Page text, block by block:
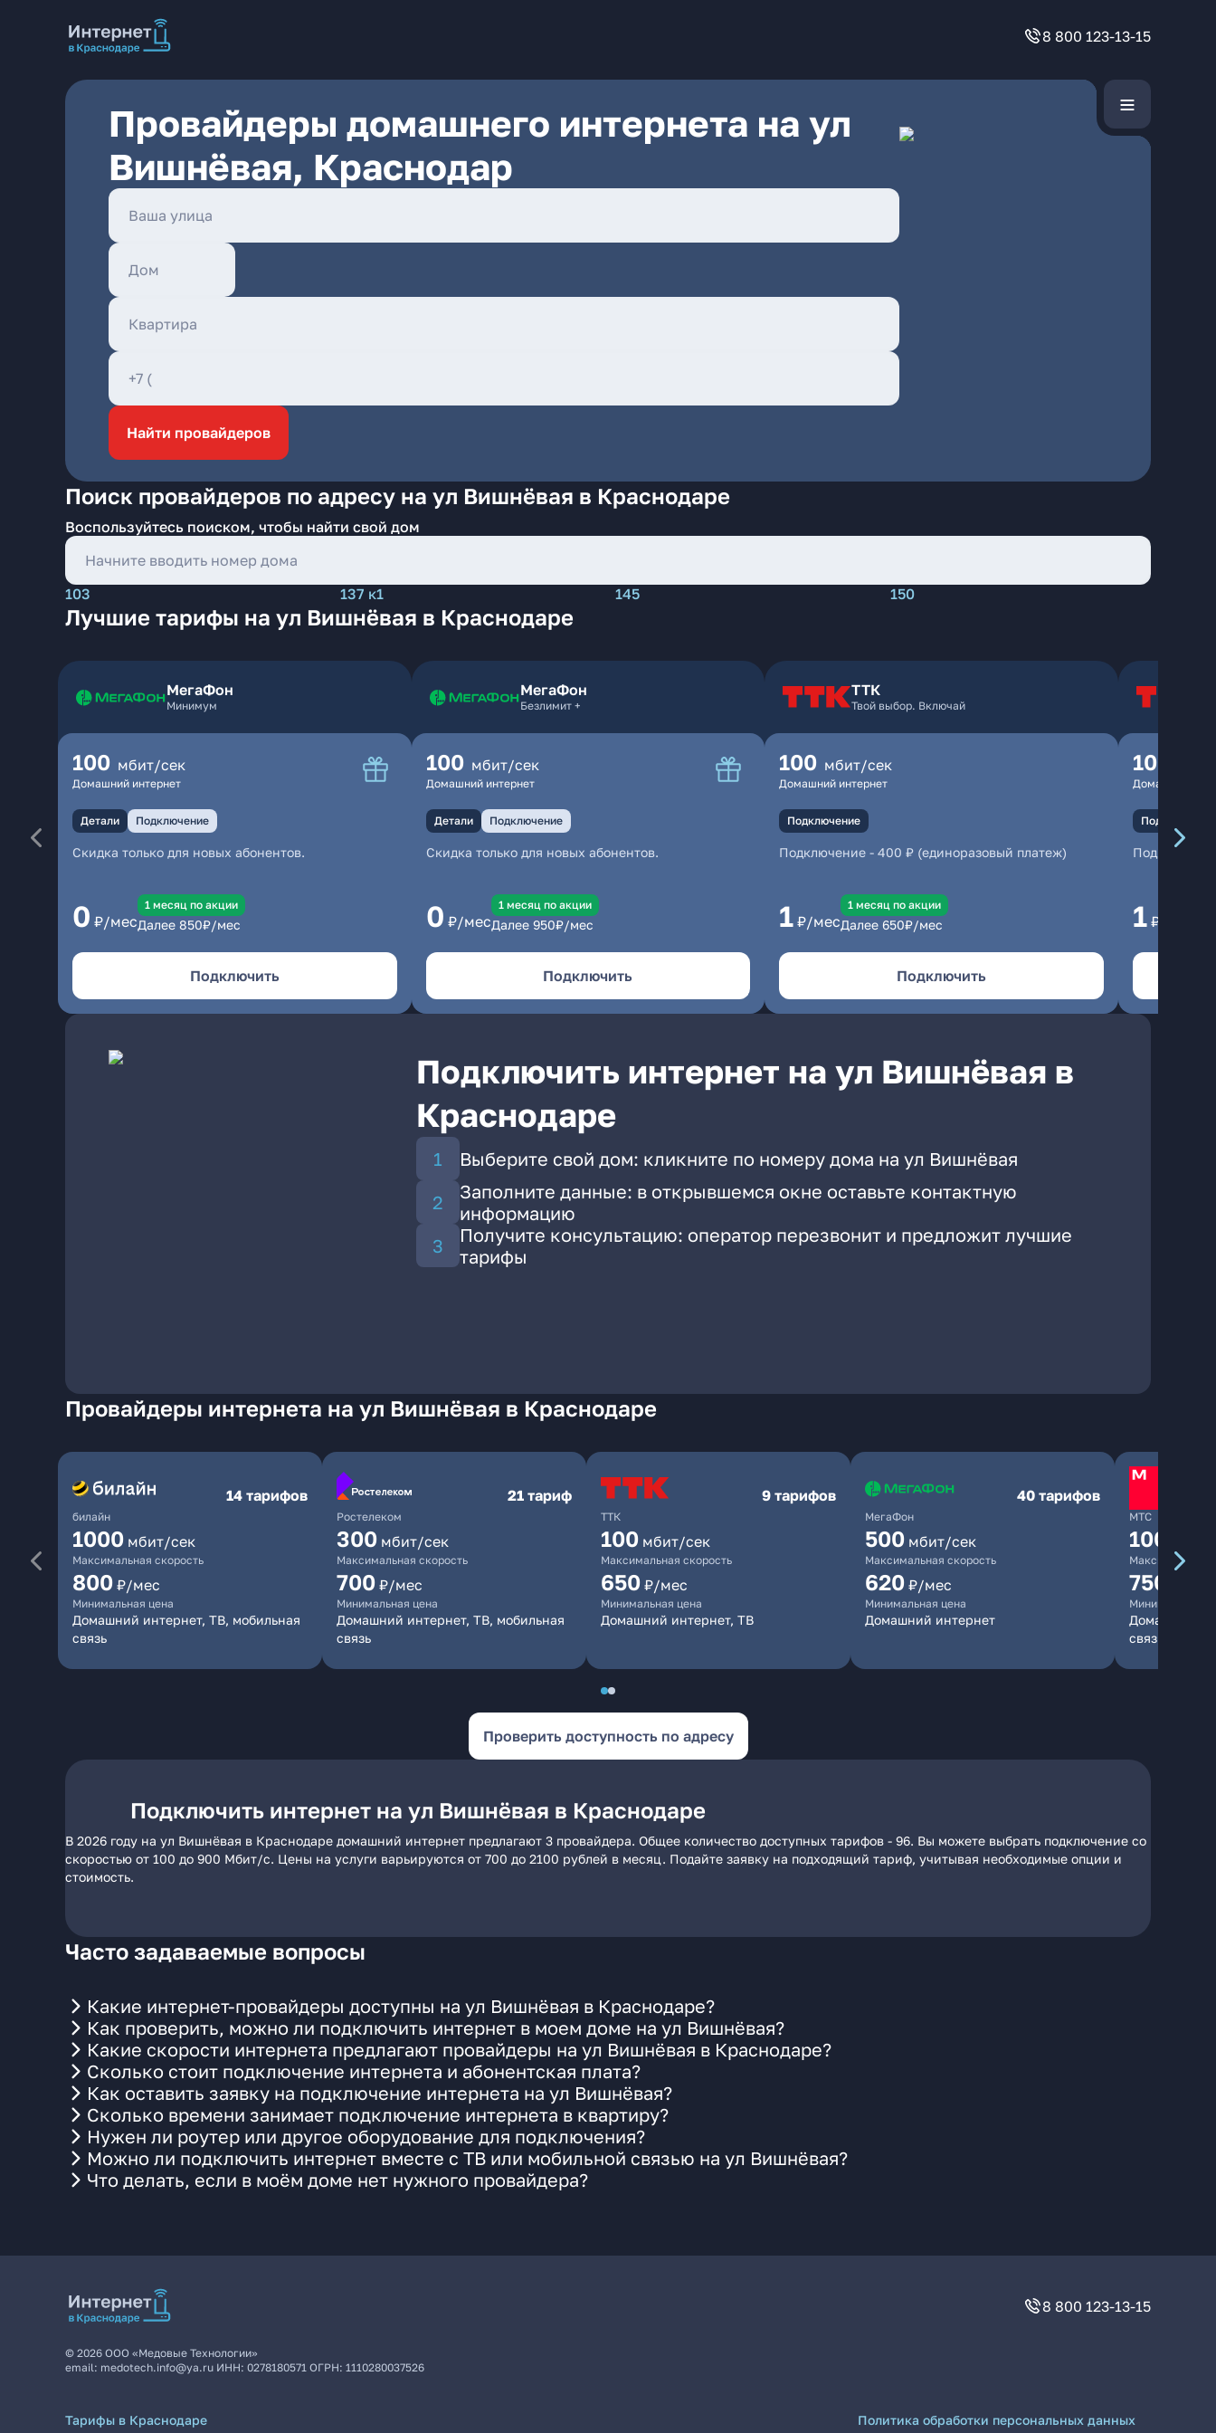
8 800 123-13-15
Провайдеры домашнего интернета на ул
Вишнёвая, Краснодар
Найти провайдеров
Поиск провайдеров по адресу на ул Вишнёвая в Краснодаре
Воспользуйтесь поиском, чтобы найти свой дом
103 137 к1 145 150
Лучшие тарифы на ул Вишнёвая в Краснодаре
МегаФон
Минимум
100 мбит/сек
Домашний интернет
Детали Подключение
Скидка только для новых абонентов.
0 ₽/мес
1 месяц по акции
Далее 850₽/мес
Подключить
МегаФон
Безлимит +
100 мбит/сек
Домашний интернет
Детали Подключение
Скидка только для новых абонентов.
0 ₽/мес
1 месяц по акции
Далее 950₽/мес
Подключить
ТТК
Твой выбор. Включай
100 мбит/сек
Домашний интернет
Подключение
Подключение - 400 ₽ (единоразовый платеж)
1 ₽/мес
1 месяц по акции
Далее 650₽/мес
Подключить
100
Домашний
Подключение
1 ₽/мес
Подключить интернет на ул Вишнёвая в
Краснодаре
Выберите свой дом: кликните по номеру дома на ул Вишнёвая
Заполните данные: в открывшемся окне оставьте контактную
информацию
Получите консультацию: оператор перезвонит и предложит лучшие
тарифы
Провайдеры интернета на ул Вишнёвая в Краснодаре
билайн
14 тарифов
1000 мбит/сек
Максимальная скорость
800 ₽/мес
Минимальная цена
Домашний интернет, ТВ, мобильная
связь
Ростелеком
21 тариф
300 мбит/сек
Максимальная скорость
700 ₽/мес
Минимальная цена
Домашний интернет, ТВ, мобильная
связь
ТТК
9 тарифов
100 мбит/сек
Максимальная скорость
650 ₽/мес
Минимальная цена
Домашний интернет, ТВ
МегаФон
40 тарифов
500 мбит/сек
Максимальная скорость
620 ₽/мес
Минимальная цена
Домашний интернет
МТС
1000
Максимальная
750
Минимальная
Домашний
связь
Проверить доступность по адресу
Подключить интернет на ул Вишнёвая в Краснодаре
В 2026 году на ул Вишнёвая в Краснодаре домашний интернет предлагают 3 провайдера. Общее количество доступных тарифов - 96. Вы можете выбрать подключение со
скоростью от 100 до 900 Мбит/с. Цены на услуги варьируются от 700 до 2100 рублей в месяц. Подайте заявку на подходящий тариф, учитывая необходимые опции и
стоимость.
Часто задаваемые вопросы
Какие интернет-провайдеры доступны на ул Вишнёвая в Краснодаре?
Как проверить, можно ли подключить интернет в моем доме на ул Вишнёвая?
Какие скорости интернета предлагают провайдеры на ул Вишнёвая в Краснодаре?
Сколько стоит подключение интернета и абонентская плата?
Как оставить заявку на подключение интернета на ул Вишнёвая?
Сколько времени занимает подключение интернета в квартиру?
Нужен ли роутер или другое оборудование для подключения?
Можно ли подключить интернет вместе с ТВ или мобильной связью на ул Вишнёвая?
Что делать, если в моём доме нет нужного провайдера?
8 800 123-13-15
© 2026 ООО «Медовые Технологии»
email: medotech.info@ya.ru ИНН: 0278180571 ОГРН: 1110280037526
Тарифы в Краснодаре
Политика обработки персональных данных